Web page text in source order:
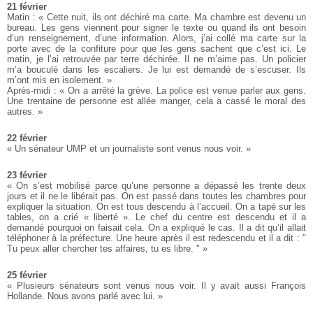
21 février
Matin : « Cette nuit, ils ont déchiré ma carte. Ma chambre est devenu un
bureau. Les gens viennent pour signer le texte ou quand ils ont besoin
d’un renseignement, d’une information. Alors, j’ai collé ma carte sur la
porte avec de la confiture pour que les gens sachent que c’est ici. Le
matin, je l’ai retrouvée par terre déchirée. Il ne m’aime pas. Un policier
m’a bouculé dans les escaliers. Je lui est demandé de s’escuser. Ils
m’ont mis en isolement. »
Après-midi : « On a arrêté la grève. La police est venue parler aux gens.
Une trentaine de personne est allée manger, cela a cassé le moral des
autres. »
22 février
« Un sénateur UMP et un journaliste sont venus nous voir. »
23 février
« On s’est mobilisé parce qu’une personne a dépassé les trente deux
jours et il ne le libérait pas. On est passé dans toutes les chambres pour
expliquer la situation. On est tous descendu à l’accueil. On a tapé sur les
tables, on a crié « liberté ». Le chef du centre est descendu et il a
demandé pourquoi on faisait cela. On a expliqué le cas. Il a dit qu’il allait
téléphoner à la préfecture. Une heure après il est redescendu et il a dit : "
Tu peux aller chercher tes affaires, tu es libre. " »
25 février
« Plusieurs sénateurs sont venus nous voir. Il y avait aussi François
Hollande. Nous avons parlé avec lui. »